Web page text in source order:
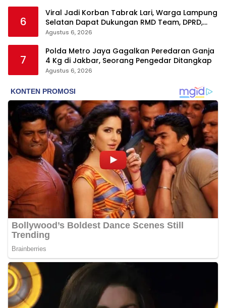
6
Viral Jadi Korban Tabrak Lari, Warga Lampung
Selatan Dapat Dukungan RMD Team, DPRD,
dan Influencer
Agustus 6, 2026
7
Polda Metro Jaya Gagalkan Peredaran Ganja
4 Kg di Jakbar, Seorang Pengedar Ditangkap
Agustus 6, 2026